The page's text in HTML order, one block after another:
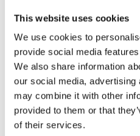
This website uses cookies
We use cookies to
provide social media
We also share information
our social media,
may combine it with other
provided to them or that
of their services.